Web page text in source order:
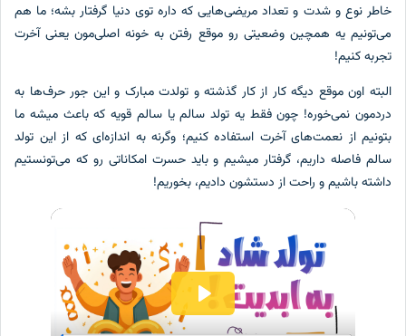
خاطر نوع و شدت و تعداد مریضی‌هایی که داره توی دنیا گرفتار بشه؛ ما هم
می‌تونیم یه همچین وضعیتی رو موقع رفتن به خونه اصلی‌مون یعنی آخرت
تجربه کنیم!
البته اون موقع دیگه کار از کار گذشته و تولدت مبارک و این جور حرف‌ها به
دردمون نمی‌خوره! چون فقط یه تولد سالم یا سالم قویه که باعث میشه ما
بتونیم از نعمت‌های آخرت استفاده کنیم؛ وگرنه به اندازه‌ای که از این تولد
سالم فاصله داریم، گرفتار میشیم و باید حسرت امکاناتی رو که می‌تونستیم
داشته باشیم و راحت از دستشون دادیم، بخوریم!